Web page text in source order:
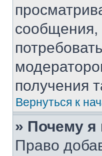
сообщения,
получения
Вернуться к
» Почему я
Право